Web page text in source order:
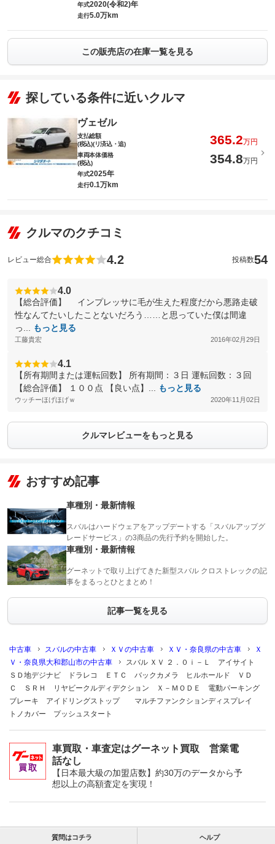
年式2020(令和2)年
走行5.0万km
この販売店の在庫一覧を見る
探している条件に近いクルマ
ヴェゼル
支払総額
(税込)(リ済込・追)
365.2万円
車両本体価格
(税込)
354.8万円
年式2025年
走行0.1万km
クルマのクチコミ
レビュー総合 4.2 投稿数54
4.0
【総合評価】 インプレッサに毛が生えた程度だから悪路走破
性なんてたいしたことないだろう……と思っていた僕は間違
っ...
もっと見る
工藤貴宏 2016年02月29日
4.1
【所有期間または運転回数】 所有期間：３日 運転回数：３回
【総合評価】 １００点 【良い点】...
もっと見る
ウッチーほげほげｗ 2020年11月02日
クルマレビューをもっと見る
おすすめ記事
車種別・最新情報
スバルはハードウェアをアップデートする「スバルアップグ
レードサービス」の3商品の先行予約を開始した。
車種別・最新情報
グーネットで取り上げてきた新型スバル クロストレックの記
事をまるっとひとまとめ！
記事一覧を見る
中古車 スバルの中古車 ＸＶの中古車 ＸＶ・奈良県の中古車
Ｘ
Ｖ・奈良県大和郡山市の中古車
スバル ＸＶ ２．０ｉ－Ｌ アイサイト
ＳＤ地デジナビ ドラレコ ＥＴＣ バックカメラ ヒルホールド ＶＤ
Ｃ ＳＲＨ リヤビークルディデクション Ｘ－ＭＯＤＥ 電動パーキング
ブレーキ アイドリングストップ マルチファンクションディスプレイ
トノカバー プッシュスタート
車買取・車査定はグーネット買取 営業電
話なし
【日本最大級の加盟店数】約30万のデータから予
想以上の高額査定を実現！
質問はコチラ ヘルプ